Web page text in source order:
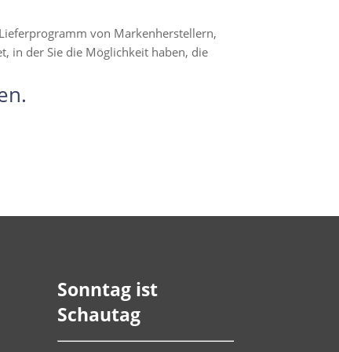
von Markenherstellern,
in der Sie die Möglichkeit haben, die
Sonntag ist
Schautag